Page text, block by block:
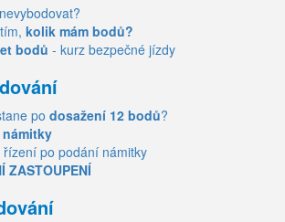
kolik mám bodů?
bodů - kurz bezpečné jízdy
po dosažení 12 bodů?
námitky
řízení po podání námitky
ZASTOUPENÍ